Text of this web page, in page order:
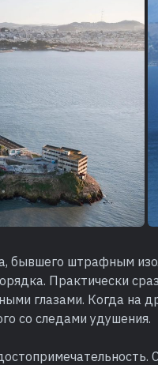
бывшего штрафным
Практически
глазами. Когда на
со следами удушения.